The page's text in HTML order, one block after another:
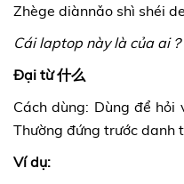
Zhège diànnǎo shì shéi
Cái laptop này là của ai？
Đại từ 什么
Cách dùng: Dùng để
Thường đứng trước danh
Ví dụ: